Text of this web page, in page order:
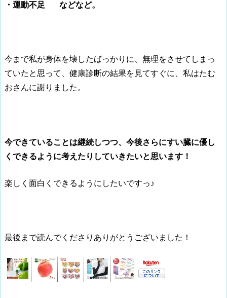
・運動不足 などなど。
今まで私が身体を壊したばっかりに、無理をさせてしまっ
ていたと思って、健康診断の結果を見てすぐに、私はたむ
おさんに謝りました。
今できていることは継続しつつ、今後さらにすい臓に優し
くできるように考えたりしていきたいと思います！
楽しく面白くできるようにしたいですっ♪
最後まで読んでくださりありがとうございました！